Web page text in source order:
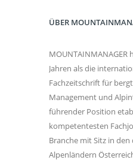
ÜBER
MOUNTAINMANAGER
Jahren als die
Fachzeitschrift für
Management und
führender Position
kompetentesten
Branche mit Sitz in
Alpenländern